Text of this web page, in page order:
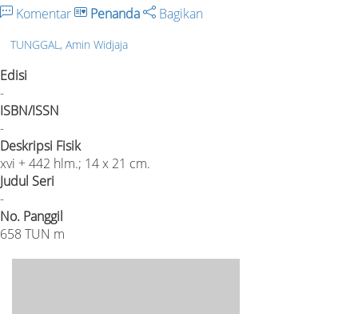
Komentar Penanda Bagikan
TUNGGAL, Amin Widjaja
Edisi
-
ISBN/ISSN
-
Deskripsi Fisik
xvi + 442 hlm.; 14 x 21 cm.
Judul Seri
-
No. Panggil
658 TUN m